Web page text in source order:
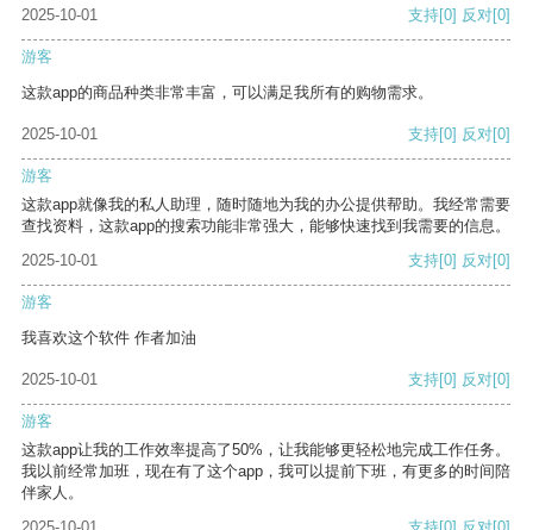
2025-10-01
支持[0] 反对[0]
游客
这款app的商品种类非常丰富，可以满足我所有的购物需求。
2025-10-01 支持[0] 反对[0]
游客
这款app就像我的私人助理，随时随地为我的办公提供帮助。我经常需要
查找资料，这款app的搜索功能非常强大，能够快速找到我需要的信息。
2025-10-01
支持[0] 反对[0]
游客
我喜欢这个软件 作者加油
2025-10-01 支持[0] 反对[0]
游客
这款app让我的工作效率提高了50%，让我能够更轻松地完成工作任务。
我以前经常加班，现在有了这个app，我可以提前下班，有更多的时间陪
伴家人。